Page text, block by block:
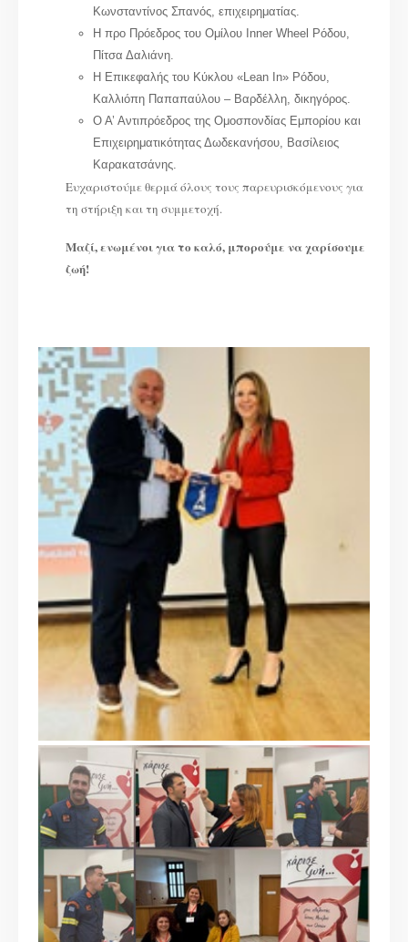
Κωνσταντίνος Σπανός, επιχειρηματίας.
Η προ Πρόεδρος του Ομίλου Inner Wheel Ρόδου,
Πίτσα Δαλιάνη.
Η Επικεφαλής του Κύκλου «Lean In» Ρόδου,
Καλλιόπη Παπαπαύλου – Βαρδέλλη, δικηγόρος.
Ο Α’ Αντιπρόεδρος της Ομοσπονδίας Εμπορίου και
Επιχειρηματικότητας Δωδεκανήσου, Βασίλειος
Καρακατσάνης.
Ευχαριστούμε θερμά όλους τους παρευρισκόμενους για
τη στήριξη και τη συμμετοχή.
Μαζί, ενωμένοι για το καλό, μπορούμε να χαρίσουμε
ζωή!